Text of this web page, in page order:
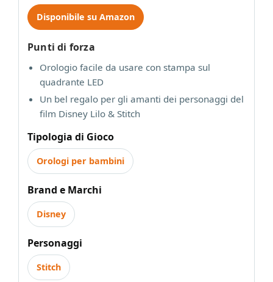
Disponibile su Amazon
Punti di forza
Orologio facile da usare con stampa sul
quadrante LED
Un bel regalo per gli amanti dei personaggi del
film Disney Lilo & Stitch
Tipologia di Gioco
Orologi per bambini
Brand e Marchi
Disney
Personaggi
Stitch